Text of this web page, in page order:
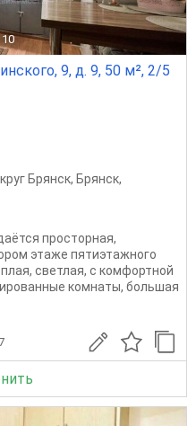
9, д. 9, 50 м², 2/5
Брянск, Брянск,
просторная,
этаже пятиэтажного
светлая, с комфортной
комнаты, большая